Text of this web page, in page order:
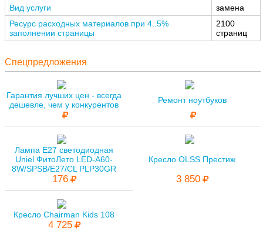
Вид услуги
замена
Ресурс расходных материалов при 4..5%
заполнении страницы
2100
страниц
Спецпредложения
Гарантия лучших цен - всегда
дешевле, чем у конкурентов
Ремонт ноутбуков
Лампа E27 светодиодная
Uniel ФитоЛето LED-A60-
8W/SPSB/E27/CL PLP30GR
176
Кресло OLSS Престиж
3 850
Кресло Chairman Kids 108
4 725